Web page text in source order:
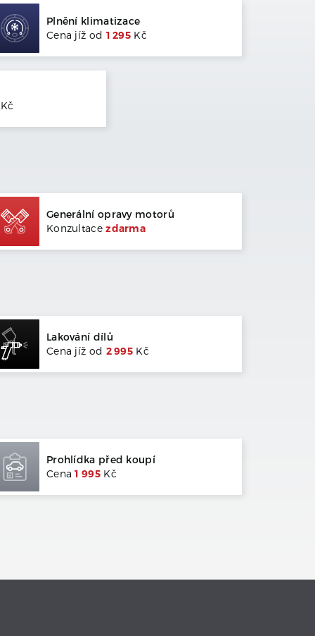
Plnění klimatizace
Cena jíž od 1 295 Kč
Kč
Generální opravy motorů
Konzultacezdarma
Lakování dílů
Cena jíž od 2 995 Kč
Prohlídka před koupí
Cena1 995Kč